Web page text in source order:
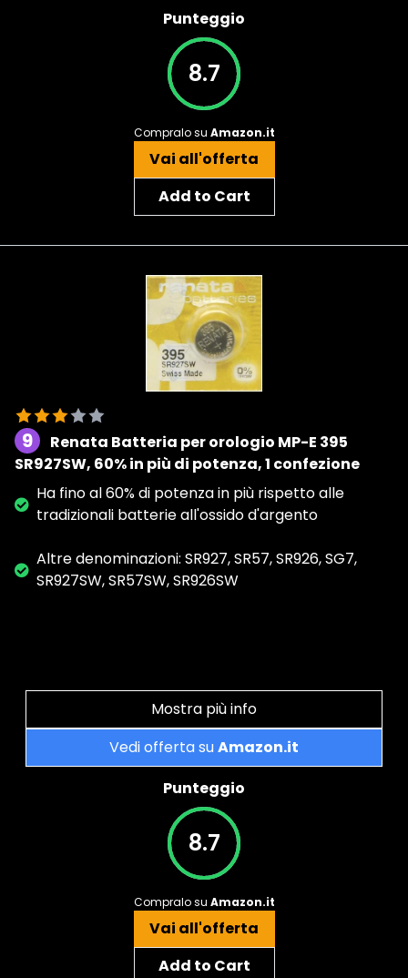
Punteggio
8.7
Compralo su Amazon.it
Vai all'offerta
Add to Cart
9
Renata Batteria per orologio MP-E 395
SR927SW, 60% in più di potenza, 1 confezione
Ha fino al 60% di potenza in più rispetto alle
tradizionali batterie all'ossido d'argento
Altre denominazioni: SR927, SR57, SR926, SG7,
SR927SW, SR57SW, SR926SW
Mostra più info
Vedi offerta suAmazon.it
Punteggio
8.7
Compralo su Amazon.it
Vai all'offerta
Add to Cart